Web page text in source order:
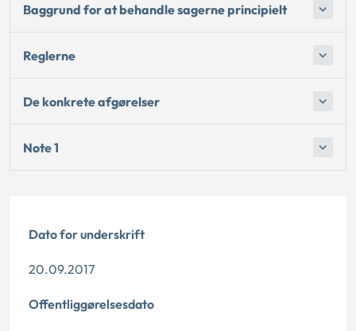
Baggrund for at behandle sagerne principielt
Reglerne
De konkrete afgørelser
Note 1
Dato for underskrift
20.09.2017
Offentliggørelsesdato